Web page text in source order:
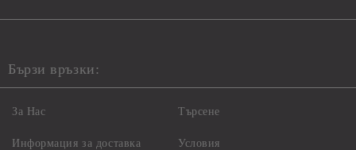
Бързи връзки:
За Нас
Информация за доставка
Търсене
Условия